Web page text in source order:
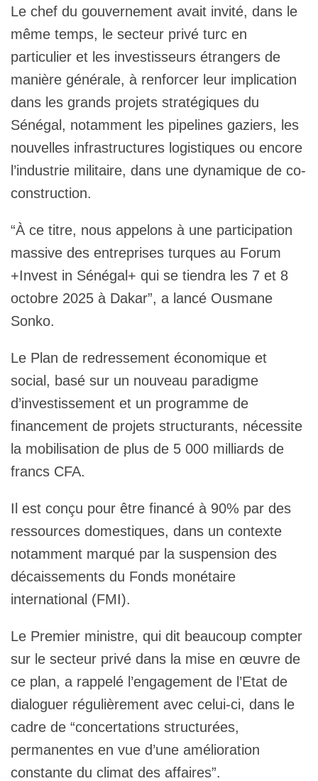
Le chef du gouvernement avait invité, dans le
même temps, le secteur privé turc en
particulier et les investisseurs étrangers de
manière générale, à renforcer leur implication
dans les grands projets stratégiques du
Sénégal, notamment les pipelines gaziers, les
nouvelles infrastructures logistiques ou encore
l’industrie militaire, dans une dynamique de co-
construction.
“À ce titre, nous appelons à une participation
massive des entreprises turques au Forum
+Invest in Sénégal+ qui se tiendra les 7 et 8
octobre 2025 à Dakar”, a lancé Ousmane
Sonko.
Le Plan de redressement économique et
social, basé sur un nouveau paradigme
d’investissement et un programme de
financement de projets structurants, nécessite
la mobilisation de plus de 5 000 milliards de
francs CFA.
Il est conçu pour être financé à 90% par des
ressources domestiques, dans un contexte
notamment marqué par la suspension des
décaissements du Fonds monétaire
international (FMI).
Le Premier ministre, qui dit beaucoup compter
sur le secteur privé dans la mise en œuvre de
ce plan, a rappelé l’engagement de l’Etat de
dialoguer régulièrement avec celui-ci, dans le
cadre de “concertations structurées,
permanentes en vue d’une amélioration
constante du climat des affaires”.